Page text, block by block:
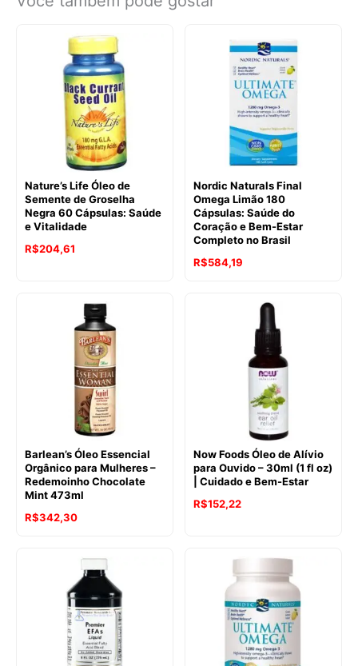
Nature’s Life Óleo de
Semente de Groselha
Negra 60 Cápsulas: Saúde
e Vitalidade
R$204,61
Nordic Naturals Final
Omega Limão 180
Cápsulas: Saúde do
Coração e Bem-Estar
Completo no Brasil
R$584,19
Barlean’s Óleo Essencial
Orgânico para Mulheres –
Redemoinho Chocolate
Mint 473ml
R$342,30
Now Foods Óleo de Alívio
para Ouvido – 30ml (1 fl oz)
| Cuidado e Bem-Estar
R$152,22